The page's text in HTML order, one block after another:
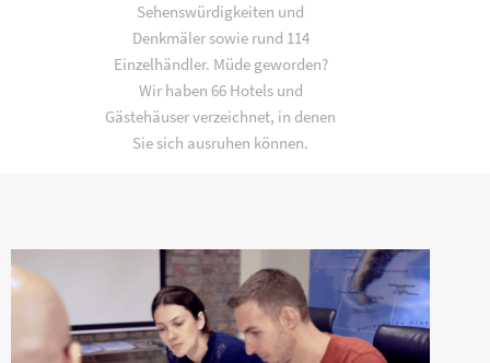
Sehenswürdigkeiten und
Denkmäler sowie rund 114
Einzelhändler. Müde geworden?
Wir haben 66 Hotels und
Gästehäuser verzeichnet, in denen
Sie sich ausruhen können.